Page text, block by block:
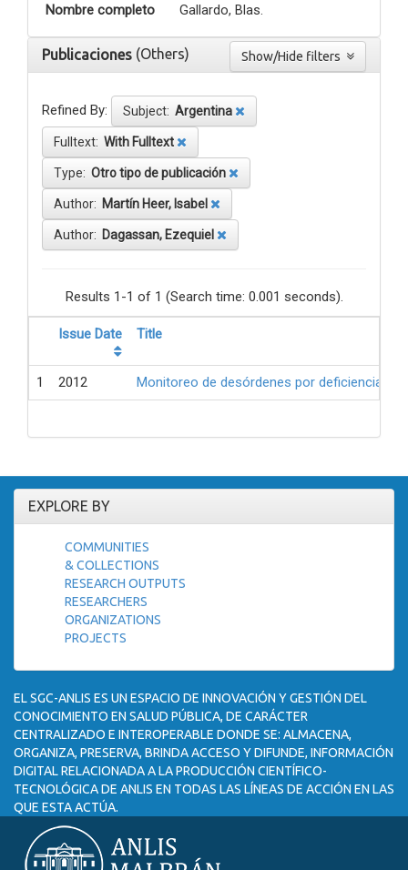
Nombre completo Gallardo, Blas.
Publicaciones (Others)
Refined By: Subject: Argentina
Fulltext: With Fulltext
Type: Otro tipo de publicación
Author: Martín Heer, Isabel
Author: Dagassan, Ezequiel
Results 1-1 of 1 (Search time: 0.001 seconds).
Issue Date Title
1 2012 Monitoreo de desórdenes por deficiencia
EXPLORE BY
COMMUNITIES
& COLLECTIONS
RESEARCH OUTPUTS
RESEARCHERS
ORGANIZATIONS
PROJECTS
EL SGC-ANLIS ES UN ESPACIO DE INNOVACIÓN Y GESTIÓN DEL
CONOCIMIENTO EN SALUD PÚBLICA, DE CARÁCTER
CENTRALIZADO E INTEROPERABLE DONDE SE: ALMACENA,
ORGANIZA, PRESERVA, BRINDA ACCESO Y DIFUNDE, INFORMACIÓN
DIGITAL RELACIONADA A LA PRODUCCIÓN CIENTÍFICO-
TECNOLÓGICA DE ANLIS EN TODAS LAS LÍNEAS DE ACCIÓN EN LAS
QUE ESTA ACTÚA.